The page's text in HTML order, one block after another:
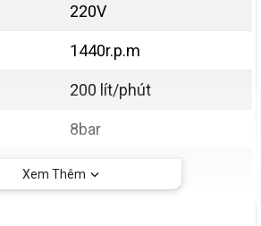
220V
1440r.p.m
200 lít/phút
8bar
50 lít
Xem Thêm